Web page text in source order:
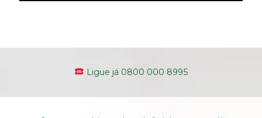
Ligue já 0800 000 8995